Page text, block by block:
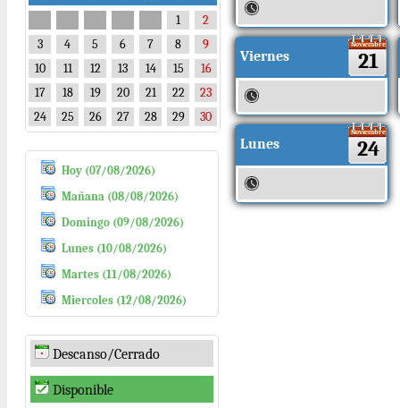
1
2
3
4 5 6 7 8
9
10
11 12 13 14 15
16
17
18 19 20 21 22
23
24
25 26 27 28 29 30
Hoy (07/08/2026)
Mañana (08/08/2026)
Domingo (09/08/2026)
Lunes (10/08/2026)
Martes (11/08/2026)
Miercoles (12/08/2026)
Descanso/Cerrado
Disponible
Viernes
Noviembre
21
Lunes
Noviembre
24